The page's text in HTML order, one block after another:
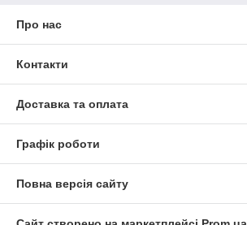
Про нас
Контакти
Доставка та оплата
Графік роботи
Повна версія сайту